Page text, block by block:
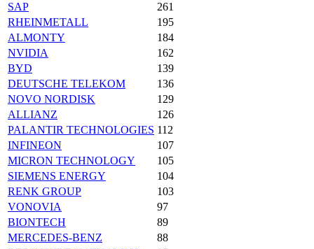
SAP
261
RHEINMETALL
195
ALMONTY
184
NVIDIA
162
BYD
139
DEUTSCHE TELEKOM
136
NOVO NORDISK
129
ALLIANZ
126
PALANTIR TECHNOLOGIES 112
INFINEON
107
MICRON TECHNOLOGY
105
SIEMENS ENERGY
104
RENK GROUP
103
VONOVIA
97
BIONTECH
89
MERCEDES-BENZ
88